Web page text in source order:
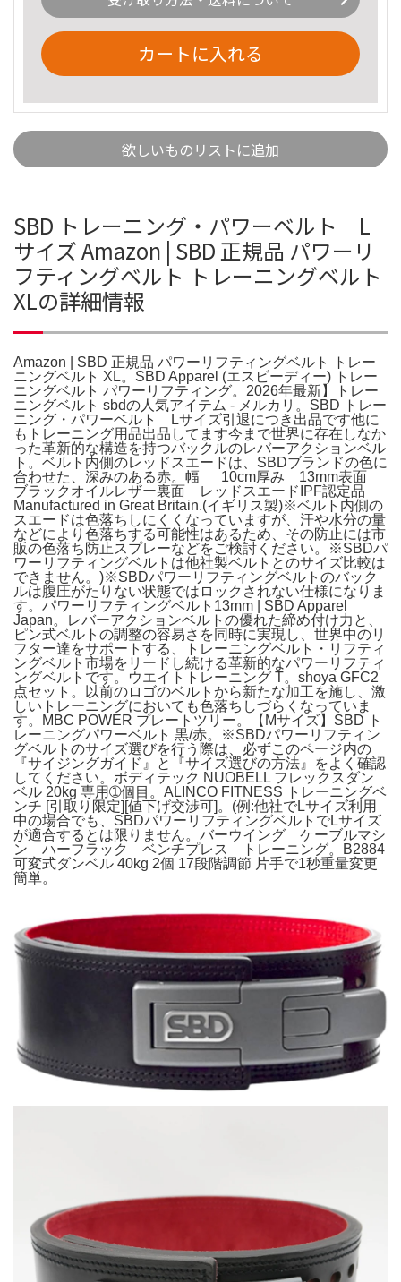
カートに入れる
欲しいものリストに追加
SBD トレーニング・パワーベルト L
サイズ Amazon | SBD 正規品 パワーリ
フティングベルト トレーニングベルト
XLの詳細情報
Amazon | SBD 正規品 パワーリフティングベルト トレー
ニングベルト XL。SBD Apparel (エスビーディー) トレー
ニングベルト パワーリフティング。2026年最新】トレー
ニングベルト sbdの人気アイテム - メルカリ。SBD トレー
ニング・パワーベルト Lサイズ引退につき出品です他に
もトレーニング用品出品してます今まで世界に存在しなか
った革新的な構造を持つバックルのレバーアクションベル
ト。ベルト内側のレッドスエードは、SBDブランドの色に
合わせた、深みのある赤。幅 10cm厚み 13mm表面
ブラックオイルレザー裏面 レッドスエードIPF認定品
Manufactured in Great Britain.(イギリス製)※ベルト内側の
スエードは色落ちしにくくなっていますが、汗や水分の量
などにより色落ちする可能性はあるため、その防止には市
販の色落ち防止スプレーなどをご検討ください。※SBDパ
ワーリフティングベルトは他社製ベルトとのサイズ比較は
できません。)※SBDパワーリフティングベルトのバック
ルは腹圧がたりない状態ではロックされない仕様になりま
す。パワーリフティングベルト13mm | SBD Apparel
Japan。レバーアクションベルトの優れた締め付け力と、
ピン式ベルトの調整の容易さを同時に実現し、世界中のリ
フター達をサポートする、トレーニングベルト・リフティ
ングベルト市場をリードし続ける革新的なパワーリフティ
ングベルトです。ウエイトトレーニング T。shoya GFC2
点セット。以前のロゴのベルトから新たな加工を施し、激
しいトレーニングにおいても色落ちしづらくなっていま
す。MBC POWER プレートツリー。【Mサイズ】SBD ト
レーニングパワーベルト 黒/赤。※SBDパワーリフティン
グベルトのサイズ選びを行う際は、必ずこのページ内の
『サイジングガイド』と『サイズ選びの方法』をよく確認
してください。ボディテック NUOBELL フレックスダン
ベル 20kg 専用➀個目。ALINCO FITNESS トレーニングベ
ンチ [引取り限定][値下げ交渉可]。(例:他社でLサイズ利用
中の場合でも、SBDパワーリフティングベルトでLサイズ
が適合するとは限りません。バーウイング ケーブルマシ
ン ハーフラック ベンチプレス トレーニング。B2884
可変式ダンベル 40kg 2個 17段階調節 片手で1秒重量変更
簡単。